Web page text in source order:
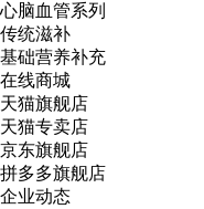
心脑血管系列
传统滋补
基础营养补充
在线商城
天猫旗舰店
天猫专卖店
京东旗舰店
拼多多旗舰店
企业动态